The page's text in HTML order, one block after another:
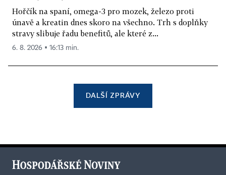
Hořčík na spaní, omega-3 pro mozek, železo proti
únavě a kreatin dnes skoro na všechno. Trh s doplňky
stravy slibuje řadu benefitů, ale které z...
6. 8. 2026 ▪ 16:13 min.
DALŠÍ ZPRÁVY